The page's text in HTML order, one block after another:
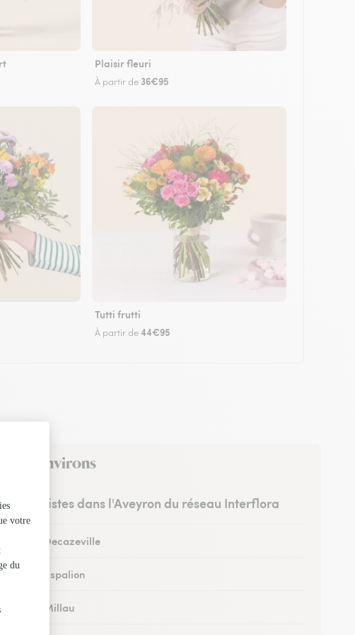
Plaisir fleuri
À partir de 36€95
Tutti frutti
À partir de44€95
ses environs
fleuristes dans l'Aveyron du réseau Interflora
à Decazeville
à Espalion
à Millau